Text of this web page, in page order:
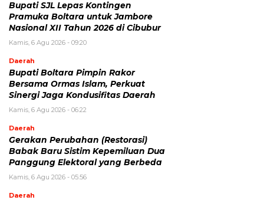
Bupati SJL Lepas Kontingen
Pramuka Boltara untuk Jambore
Nasional XII Tahun 2026 di Cibubur
Kamis, 6 Agu 2026 - 09:20
Daerah
Bupati Boltara Pimpin Rakor
Bersama Ormas Islam, Perkuat
Sinergi Jaga Kondusifitas Daerah
Kamis, 6 Agu 2026 - 06:22
Daerah
Gerakan Perubahan (Restorasi)
Babak Baru Sistim Kepemiluan Dua
Panggung Elektoral yang Berbeda
Kamis, 6 Agu 2026 - 05:56
Daerah